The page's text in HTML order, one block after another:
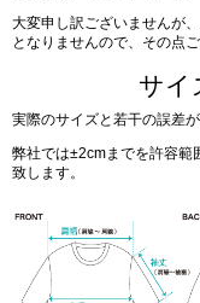
大変申し訳ございませんが
となりませんので、その点
サイ
実際のサイズと若干の誤差
弊社では±2cmまでを許容範
致します。